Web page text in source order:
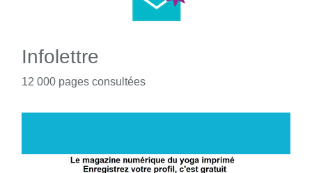
Infolettre
12 000 pages consultées